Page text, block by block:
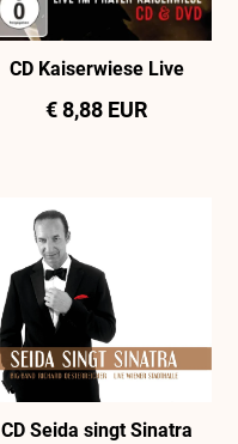
CD Kaiserwiese Live
€ 8,88 EUR
CD Seida singt Sinatra